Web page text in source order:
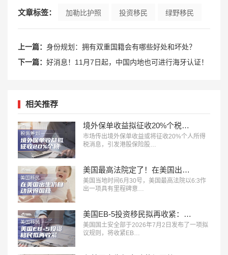
文章标签： 加勒比护照 投资移民 绿野移民
上一篇： 身份规划：拥有双重国籍会有哪些好处和坏处？
下一篇： 好消息！11月7日起，中国内地也可进行海牙认证！
相关推荐
境外保单收益拟征收20%个税信号释放：赴港买保的时代，正在发生深刻变化
市场传出境外保单收益或将征收20%个人所得
税消息，引发港股保险股…
美国最高法院定了！在美国出生仍自动获得国籍，特朗普行政令正式被推翻
美国当地时间6月30号，美国最高法院以6:3作
出一项具有里程碑意…
美国EB-5投资移民拟再收紧：新增140万美元投资档
美国国土安全部于2026年7月2日发布了一项拟
议规则，将收紧EB…